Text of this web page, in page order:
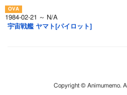
1984-02-21 ～ N/A
宇宙戦艦 ヤマト[パイロット]
Copyright © Animumemo.